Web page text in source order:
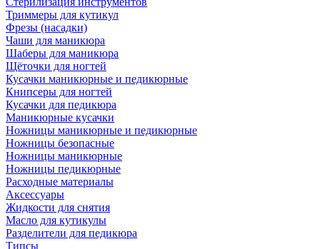
Триммеры для кутикул
Фрезы (насадки)
Чаши для маникюра
Шаберы для маникюра
Щёточки для ногтей
Кусачки маникюрные и педикюрные
Книпсеры для ногтей
Кусачки для педикюра
Маникюрные кусачки
Ножницы маникюрные и педикюрные
Ножницы безопасные
Ножницы маникюрные
Ножницы педикюрные
Расходные материалы
Аксессуары
Жидкости для снятия
Масло для кутикулы
Разделители для педикюра
Типсы